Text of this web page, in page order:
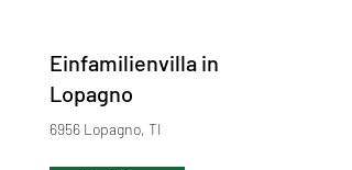
Einfamilienvilla in
Lopagno
6956 Lopagno, TI